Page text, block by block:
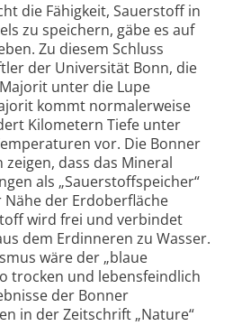
die Fähigkeit, Sauerstoff in
zu speichern, gäbe es auf
Zu diesem Schluss
der Universität Bonn, die
unter die Lupe
kommt normalerweise
Kilometern Tiefe unter
vor. Die Bonner
dass das Mineral
als „Sauerstoffspeicher“
der Erdoberfläche
wird frei und verbindet
dem Erdinneren zu Wasser.
wäre der „blaue
trocken und lebensfeindlich
der Bonner
in der Zeitschrift „Nature“